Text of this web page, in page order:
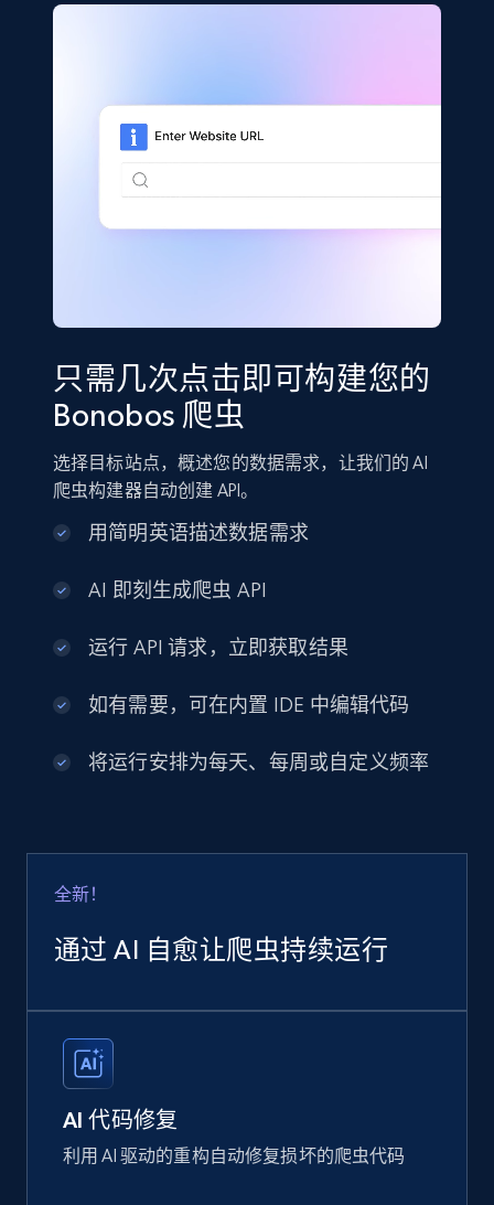
只需几次点击即可构建您的
Bonobos 爬虫
选择目标站点，概述您的数据需求，让我们的 AI
爬虫构建器自动创建 API。
用简明英语描述数据需求
AI 即刻生成爬虫 API
运行 API 请求，立即获取结果
如有需要，可在内置 IDE 中编辑代码
将运行安排为每天、每周或自定义频率
全新！
通过 AI 自愈让爬虫持续运行
AI 代码修复
利用 AI 驱动的重构自动修复损坏的爬虫代码